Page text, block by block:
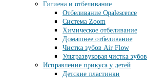
Гигиена и отбеливание
Отбеливание Opalescence
Система Zoom
Химическое отбеливание
Домашнее отбеливание
Чистка зубов Air Flow
Ультразвуковая чистка зубов
Исправление прикуса у детей
Детские пластинки